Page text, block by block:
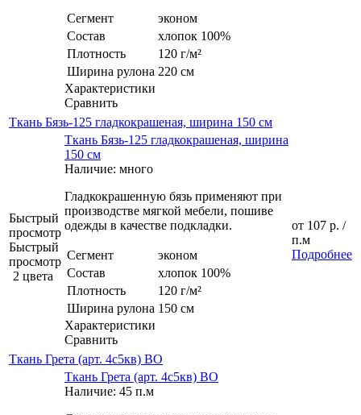
Сегмент
эконом
Состав
хлопок 100%
Плотность
120 г/м²
Ширина рулона 220 см
Характеристики
Сравнить
Ткань Бязь-125 гладкокрашеная, ширина 150 см
Быстрый
просмотр
Быстрый
просмотр
2 цвета
Ткань Бязь-125 гладкокрашеная, ширина
150 см
Наличие: много
Гладкокрашенную бязь применяют при
производстве мягкой мебели, пошиве
одежды в качестве подкладки.
Сегмент
эконом
Состав
хлопок 100%
Плотность
120 г/м²
Ширина рулона 150 см
Характеристики
Сравнить
от 107 р. /
п.м
Подробнее
Ткань Грета (арт. 4с5кв) ВО
Ткань Грета (арт. 4с5кв) ВО
Наличие: 45 п.м